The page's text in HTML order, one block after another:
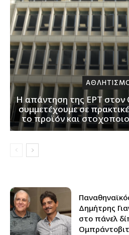
Η απάντηση της ΕΡΤ στον
συμμετέχουμε σε
το προϊόν και
Δημήτρης
στο πάνελ